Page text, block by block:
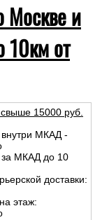
Москве и
10км от
15000 руб.
внутри МКАД -
за МКАД до 10
доставки:
этаж: